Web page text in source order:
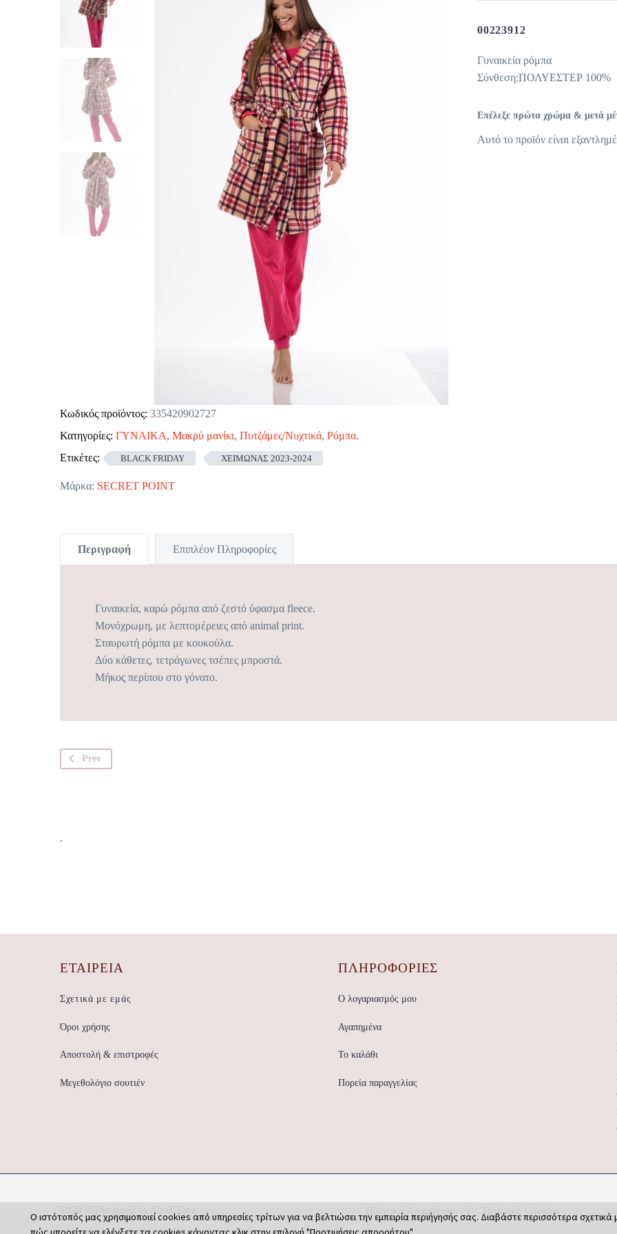
Κωδικός προϊόντος: 335420902727
Κατηγορίες: ΓΥΝΑΙΚΑ, Μακρύ μανίκι, Πυτζάμες/Νυχτικά, Ρόμπα.
Ετικέτες:
BLACK FRIDAY ΧΕΙΜΩΝΑΣ 2023-2024
Μάρκα: SECRET POINT
00223912
Γυναικεία ρόμπα
Σύνθεση:ΠΟΛΥΕΣΤΕΡ 100%
Επέλεξε πρώτα χρώμα & μετά
Αυτό το προϊόν είναι
Περιγραφή Επιπλέον Πληροφορίες
Γυναικεία, καρώ ρόμπα από ζεστό ύφασμα fleece.
Μονόχρωμη, με λεπτομέρειες από animal print.
Σταυρωτή ρόμπα με κουκούλα.
Δύο κάθετες, τετράγωνες τσέπες μπροστά.
Μήκος περίπου στο γόνατο.
Prev
.
ΕΤΑΙΡΕΊΑ
Σχετικά με εμάς
Όροι χρήσης
Αποστολή & επιστροφές
Μεγεθολόγιο σουτιέν
ΠΛΗΡΟΦΟΡΙΕΣ
Ο λογαριασμός μου
Αγαπημένα
Το καλάθι
Πορεία παραγγελίας
Πολιτική Απορρήτου Πολιτική Cookies
Ο ιστότοπός μας χρησιμοποιεί cookies από υπηρεσίες τρίτων για να βελτιώσει την εμπειρία περιήγησής σας. Διαβάστε περισσότερα σχετικά